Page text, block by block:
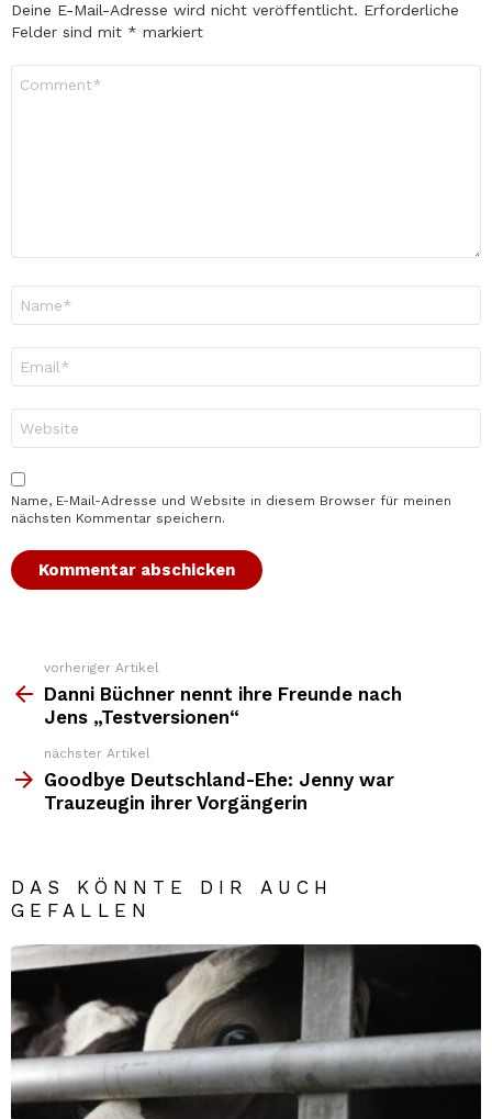
Deine E-Mail-Adresse wird nicht veröffentlicht. Erforderliche
Felder sind mit * markiert
Mail-
Adresse
*
Name, E-Mail-Adresse und Website in diesem Browser für meinen
nächsten Kommentar speichern.
Weitere
Top
vorheriger Artikel
Danni Büchner nennt ihre Freunde nach
Jens „Testversionen“
nächster Artikel
Goodbye Deutschland-Ehe: Jenny war
Trauzeugin ihrer Vorgängerin
DAS KÖNNTE DIR AUCH
GEFALLEN